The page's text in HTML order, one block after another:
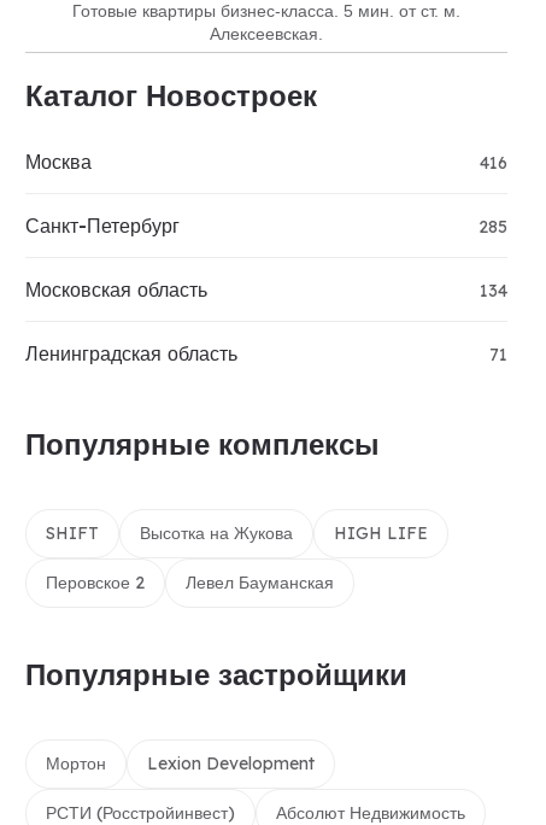
Готовые квартиры бизнес-класса. 5 мин. от ст. м.
Алексеевская.
Каталог Новостроек
Москва 416
Санкт-Петербург 285
Московская область 134
Ленинградская область 71
Популярные комплексы
SHIFT Высотка на Жукова HIGH LIFE
Перовское 2 Левел Бауманская
Популярные застройщики
Мортон Lexion Development
РСТИ (Росстройинвест) Абсолют Недвижимость